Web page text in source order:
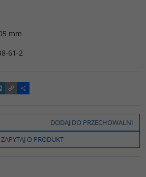
mm
61-2
C
o
y
i
n
k
P
o
z
e
l
s
DODAJ DO PRZECHOWALNI
ZAPYTAJ O PRODUKT